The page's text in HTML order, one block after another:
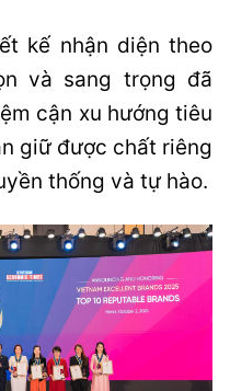
kế nhận diện theo
và sang trọng đã
cận xu hướng tiêu
giữ được chất riêng
thống và tự hào.